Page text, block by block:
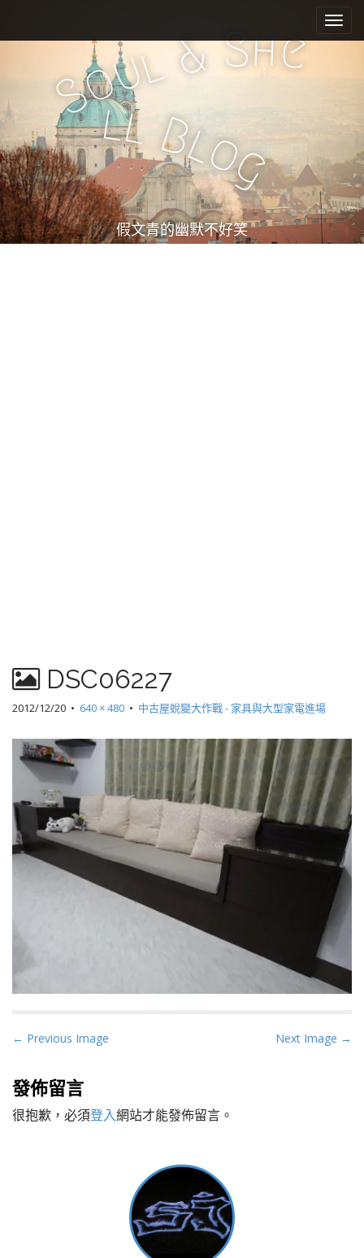
e
n
u
i
c
n
t
e
n
t
S
oul&She
ll Blog
假文青的幽默不好笑
DSC06227
2012/12/20 • 640 × 480 • 中古屋蛻變大作戰 - 家具與大型家電進場
P
s
t
n
← Previous Image Next Image →
發佈留言
很抱歉，必須登入網站才能發佈留言。